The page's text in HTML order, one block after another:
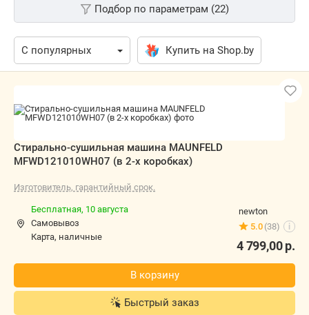
Подбор по параметрам (22)
Купить на Shop.by
Стирально-сушильная машина MAUNFELD
MFWD121010WH07 (в 2-х коробках)
Изготовитель, гарантийный срок.
newton
5.0 (38) i
Бесплатная, 10 августа
Самовывоз
карта, наличные
4 799,00р.
В корзину
Быстрый заказ